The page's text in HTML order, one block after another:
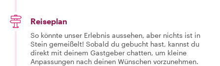
Reiseplan
So könnte unser Erlebnis aussehen, aber nichts ist in
Stein gemeißelt! Sobald du gebucht hast, kannst du
direkt mit deinem Gastgeber chatten, um kleine
Anpassungen nach deinen Wünschen vorzunehmen.